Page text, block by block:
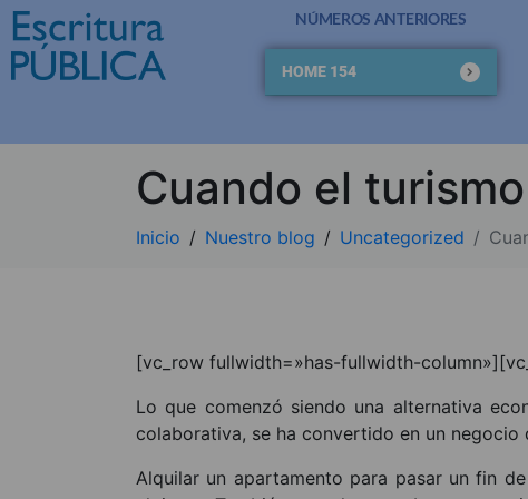
NÚMEROS ANTERIORES
HOME 154
Cuando el
Inicio Nuestro blog Uncategorized
[vc_row fullwidth=»has-fullwidth-
Lo que comenzó siendo una alternativa
colaborativa, se ha convertido en un
Alquilar un apartamento para pasar un fin